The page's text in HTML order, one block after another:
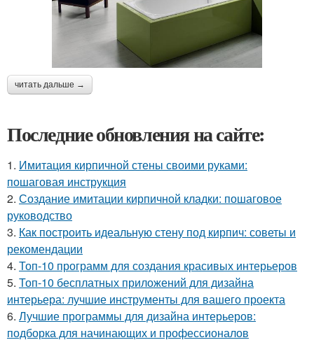
читать дальше →
Последние обновления на сайте:
1. Имитация кирпичной стены своими руками:
пошаговая инструкция
2. Создание имитации кирпичной кладки: пошаговое
руководство
3. Как построить идеальную стену под кирпич: советы и
рекомендации
4. Топ-10 программ для создания красивых интерьеров
5. Топ-10 бесплатных приложений для дизайна
интерьера: лучшие инструменты для вашего проекта
6. Лучшие программы для дизайна интерьеров:
подборка для начинающих и профессионалов